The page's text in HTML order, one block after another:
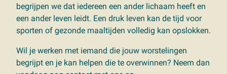
begrijpen we dat iedereen een ander lichaam heeft en
een ander leven leidt. Een druk leven kan de tijd voor
sporten of gezonde maaltijden volledig kan opslokken.
Wil je werken met iemand die jouw worstelingen
begrijpt en je kan helpen die te overwinnen? Neem dan